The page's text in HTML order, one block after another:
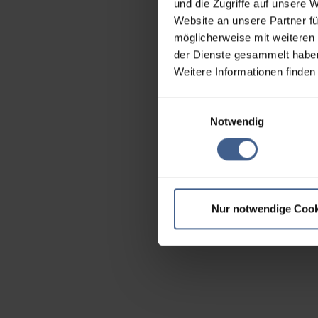
und die Zugriffe auf unsere
Website an unsere Partner
möglicherweise mit
der Dienste gesammelt
Weitere Informationen
Notwendig
Nur notwendige